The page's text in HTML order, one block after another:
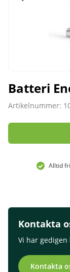
Batteri
Artikelnummer:
Alltid
Kontakta
Vi har
Kontakta